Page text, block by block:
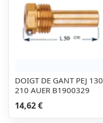
DOIGT DE GANT PEJ 130
210 AUER B1900329
14,62 €